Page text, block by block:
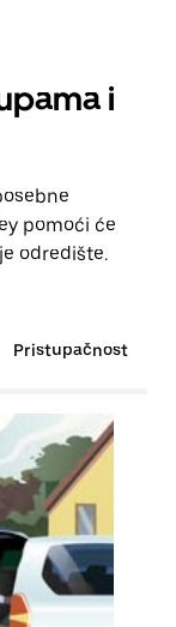
i
pomoći će
odredište.
Pristupačnost